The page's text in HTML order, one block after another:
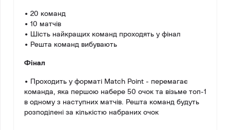
• 20 команд
• 10 матчів
• Шість найкращих команд проходять у фінал
• Решта команд вибувають
Фінал
• Проходить у форматі Match Point - перемагає
команда, яка першою набере 50 очок та візьме топ-1
в одному з наступних матчів. Решта команд будуть
розподілені за кількістю набраних очок